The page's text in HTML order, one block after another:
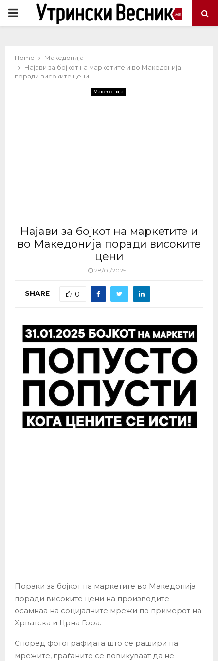
PRIMARY
Home
Македонија
Најави за бојкот на маркетите и во Македонија
поради високите цени
Македонија
Најави за бојкот на маркетите и
во Македонија поради високите
цени
28/01/2025
SHARE 0
Пораки за бојкот на маркетите во Македонија
поради високите цени на производите
осамнаа на социјалните мрежи по примерот на
Хрватска и Црна Гора.
Според фотографијата што се рашири на
мрежите, граѓаните се повикуваат да не